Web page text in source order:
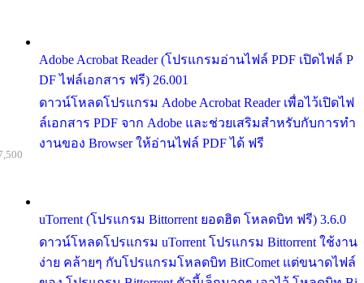
Adobe Acrobat Reader (โปรแกรมอ่านไฟล์ PDF เปิดไฟล์ P
DF ไฟล์เอกสาร ฟรี) 26.001
ดาวน์โหลดโปรแกรม Adobe Acrobat Reader เพื่อไว้เปิดไฟ
ล์เอกสาร PDF จาก Adobe และช่วยเสริมสำหรับกับการทำ
งานของ Browser ให้อ่านไฟล์ PDF ได้ ฟรี
uTorrent (โปรแกรม Bittorrent ยอดฮิต โหลดบิท ฟรี) 3.6.0
ดาวน์โหลดโปรแกรม uTorrent โปรแกรม Bittorrent ใช้งาน
ง่าย คล้ายๆ กับโปรแกรมโหลดบิท BitComet แต่ขนาดไฟล์